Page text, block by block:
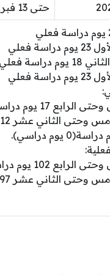
حتى 13 فبراير/شباط 2025
فعلي
فعلي
فعلي
17 يوم دراسة فعلي
الثاني عشر 12 يوم دراسة
يوم دراسي).
102 يوم دراسي